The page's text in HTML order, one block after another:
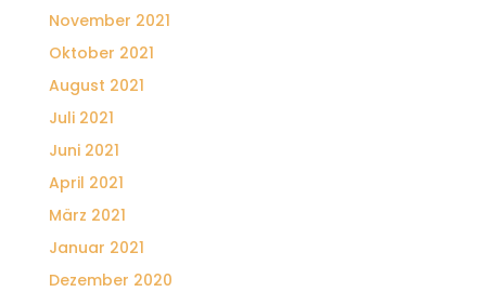
November 2021
Oktober 2021
August 2021
Juli 2021
Juni 2021
April 2021
März 2021
Januar 2021
Dezember 2020